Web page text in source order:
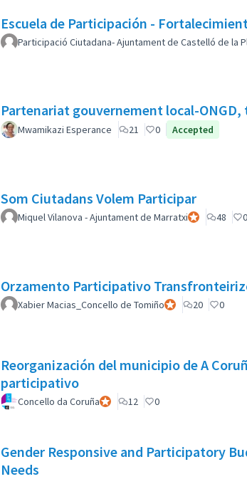
Escuela de Participación -
Participació Ciutadana- Ajuntament de Castelló de la
Partenariat gouvernement local-
Mwamikazi Esperance 21 0 Accepted
Som Ciutadans Volem Participar
Miquel Vilanova - Ajuntament de MarratxiParticipant
48 0
Orzamento Participativo
Xabier Macias_Concello de TomiñoParticipant officiel
20 0
Reorganización del municipio de A
participativo
Concello da CoruñaParticipant officiel
12 0
Gender Responsive and Participatory
Needs